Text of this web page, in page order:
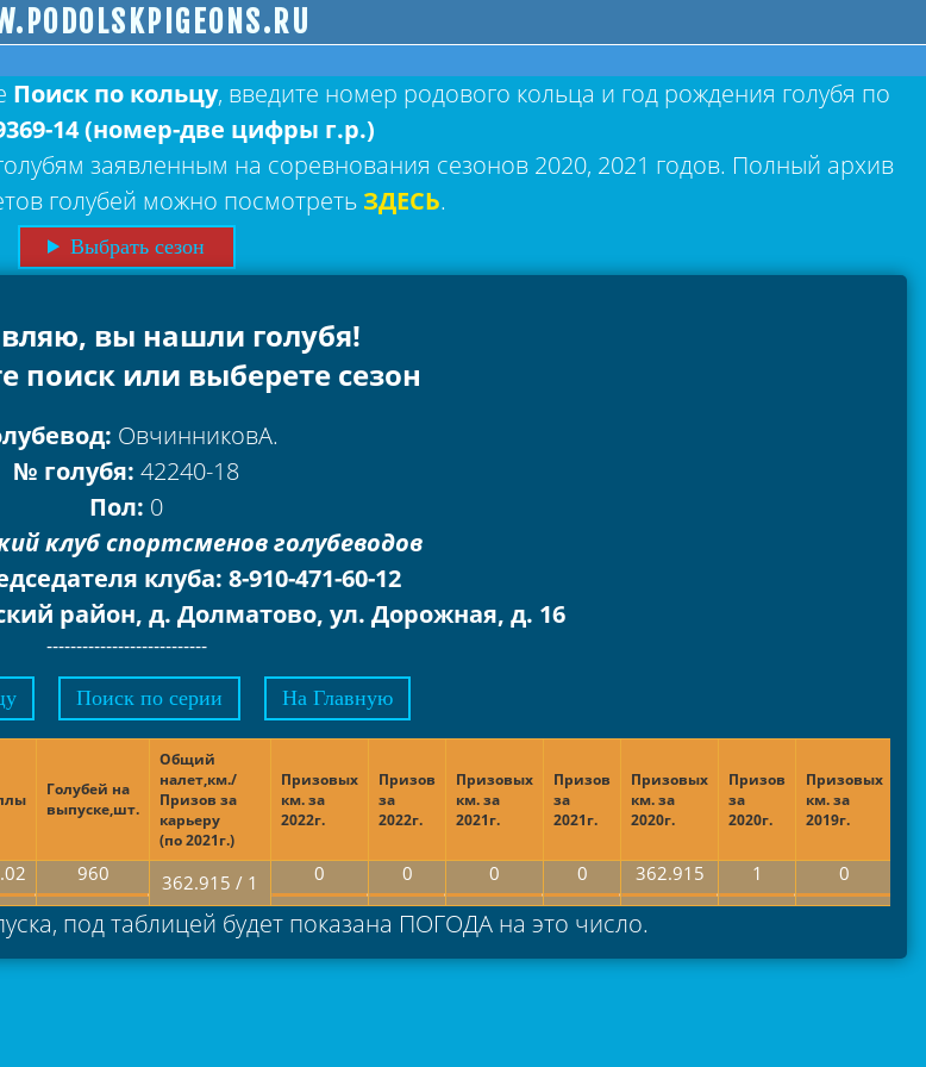
Поиск по кольцу, введите номер родового кольца и год рождения голубя по
14 (номер-две цифры г.р.)
заявленным на соревнования сезонов 2020, 2021 годов. Полный архив
голубей можно посмотреть ЗДЕСЬ.
Выбрать сезон
вы нашли голубя!
поиск или выберете сезон
ОвчинниковА.
№ голубя: 42240-18
Пол: 0
клуб спортсменов голубеводов
клуба: 8-910-471-60-12
район, д. Долматово, ул. Дорожная, д. 16
---------------------------
Поиск по серии На Главную
Голубей на
выпуске,шт.
Общий
налет,км./
Призов за
карьеру
(по 2021г.)
Призовых
км. за
2022г.
Призов
за
2022г.
Призовых
км. за
2021г.
Призов
за
2021г.
Призовых
км. за
2020г.
Призов
за
2020г.
Призовых
км. за
2019г.
960 362.915 / 1 0 0 0 0 362.915 1 0
под таблицей будет показана ПОГОДА на это число.